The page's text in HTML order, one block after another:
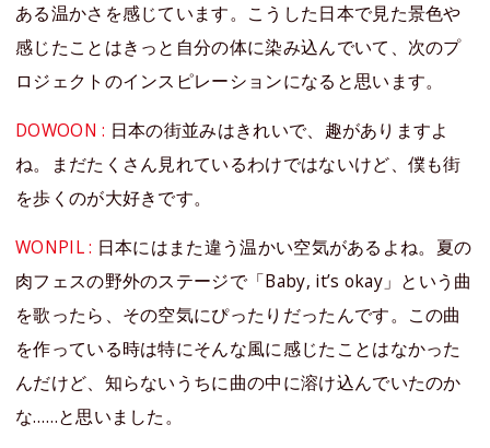
ある温かさを感じています。こうした日本で見た景色や
感じたことはきっと自分の体に染み込んでいて、次のプ
ロジェクトのインスピレーションになると思います。
DOWOON : 日本の街並みはきれいで、趣がありますよ
ね。まだたくさん見れているわけではないけど、僕も街
を歩くのが大好きです。
WONPIL : 日本にはまた違う温かい空気があるよね。夏の
肉フェスの野外のステージで「Baby, it’s okay」という曲
を歌ったら、その空気にぴったりだったんです。この曲
を作っている時は特にそんな風に感じたことはなかった
んだけど、知らないうちに曲の中に溶け込んでいたのか
な……と思いました。